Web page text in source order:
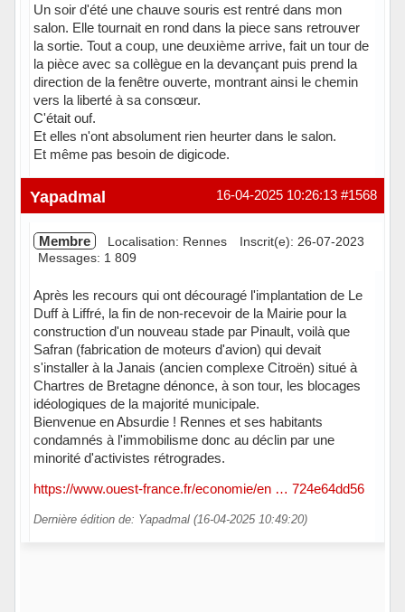
Un soir d'été une chauve souris est rentré dans mon
salon. Elle tournait en rond dans la piece sans retrouver
la sortie. Tout a coup, une deuxième arrive, fait un tour de
la pièce avec sa collègue en la devançant puis prend la
direction de la fenêtre ouverte, montrant ainsi le chemin
vers la liberté à sa consœur.
C'était ouf.
Et elles n'ont absolument rien heurter dans le salon.
Et même pas besoin de digicode.
Hors ligne #1568
16-04-2025 10:26:13
Yapadmal
Membre Localisation: Rennes
Inscrit(e): 26-07-2023
Messages: 1 809
Après les recours qui ont découragé l'implantation de Le
Duff à Liffré, la fin de non-recevoir de la Mairie pour la
construction d'un nouveau stade par Pinault, voilà que
Safran (fabrication de moteurs d'avion) qui devait
s'installer à la Janais (ancien complexe Citroën) situé à
Chartres de Bretagne dénonce, à son tour, les blocages
idéologiques de la majorité municipale.
Bienvenue en Absurdie ! Rennes et ses habitants
condamnés à l'immobilisme donc au déclin par une
minorité d'activistes rétrogrades.
https://www.ouest-france.fr/economie/en … 724e64dd56
Dernière édition de: Yapadmal (16-04-2025 10:49:20)